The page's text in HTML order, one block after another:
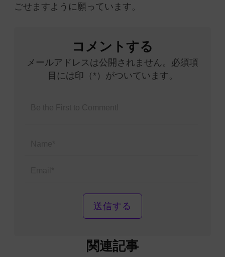
ごせますように願っています。
コメントする
メールアドレスは公開されません。必須項
目には印（*）がついています。
関連記事